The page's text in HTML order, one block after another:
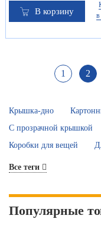
В корзину
1 2
Крышка-дно
С прозрачной крышкой
Коробки для вещей
Все теги
Популярные